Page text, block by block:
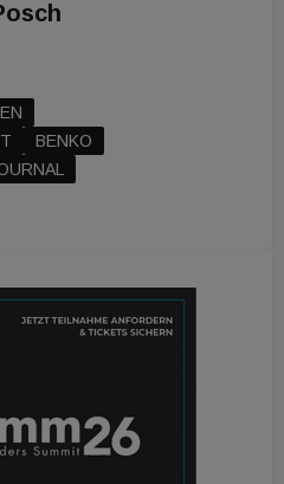
BENKO